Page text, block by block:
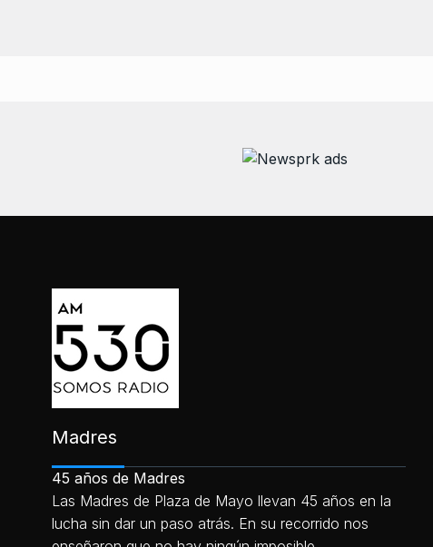
Madres
45 años de Madres
Las Madres de Plaza de Mayo llevan 45 años en la
lucha sin dar un paso atrás. En su recorrido nos